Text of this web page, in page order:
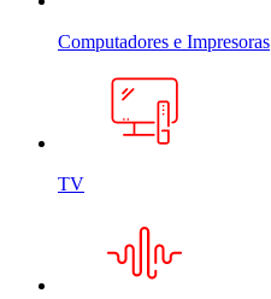
Computadores e Impresoras
TV